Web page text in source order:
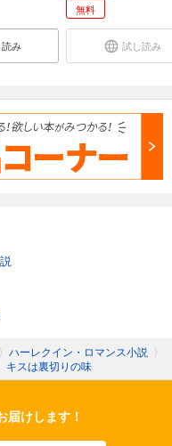
み
無料
試し読み
〉 ハーレクイン・ロマンス小説 〉
キスは裏切りの味
届けします！